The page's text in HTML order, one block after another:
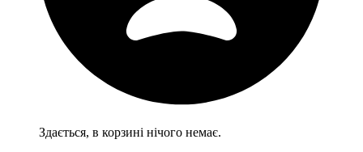
Здається, в корзині нічого немає.